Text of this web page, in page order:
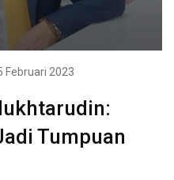
Februari 2023
Tumpuan